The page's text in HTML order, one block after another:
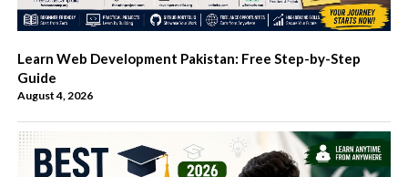
Learn Web Development Pakistan: Free Step-by-Step
Guide
August 4, 2026